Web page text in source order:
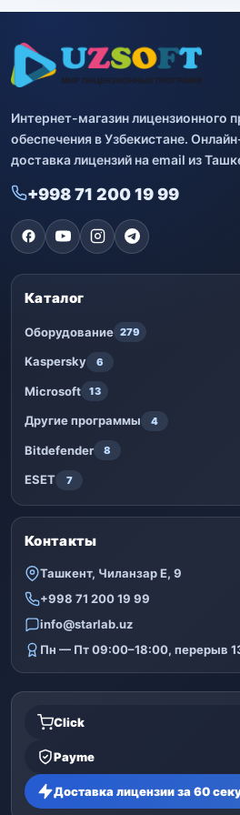
Bitdefender
ESET
PRO32
Dr.Web
Jivo
Онлайн кинотеатр IVI
Интернет-магазин лицензионного
обеспечения в Узбекистане.
доставка лицензий на email из
+998 71 200 19 99
Каталог
Оборудование 279
Kaspersky 6
Microsoft 13
Другие программы 4
Bitdefender 8
ESET 7
Контакты
Ташкент, Чиланзар Е, 9
+998 71 200 19 99
info@starlab.uz
Пн — Пт 09:00–18:00, перерыв
Click
Payme
Доставка лицензии за 60